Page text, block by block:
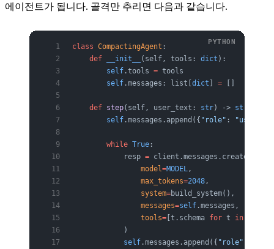
에이전트가 됩니다. 골격만 추리면 다음과 같습니다.
class CompactingAgent :
    def
__init__ (self, tools: dict ):
        self
.tools = tools
        self
.messages: list[ dict =
    def
step(self, user_text: str) -> str
        self
.messages.append({ "role" : "user"
        while
True :
            resp
= client.messages.create(
                model
=MODEL,
                max_tokens
=2048,
                system
=
                messages
=self .messages,
                tools
= [t.schema for t in
            )
            self
.messages.append({ "role"